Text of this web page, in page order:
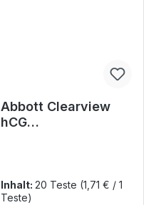
Abbott Clearview
hCG
Inhalt: 20 Teste (1,71 € / 1
Teste)